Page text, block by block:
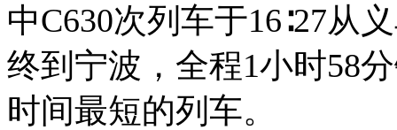
中C630次列车于16∶27从
终到宁波，全程1小时58
时间最短的列车。